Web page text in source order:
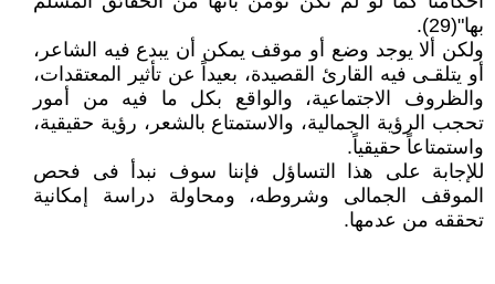
بها"(29).
ولكن ألا يوجد وضع أو موقف يمكن أن يبدع فيه الشاعر،
أو يتلقـى فيه القارئ القصيدة، بعيداً عن تأثير المعتقدات،
والظروف الاجتماعية، والواقع بكل ما فيه من أمور
تحجب الرؤية الجمالية، والاستمتاع بالشعر، رؤية حقيقية،
واستمتاعاً حقيقياً.
للإجابة على هذا التساؤل فإننا سوف نبدأ فى فحص
الموقف الجمالى وشروطه، ومحاولة دراسة إمكانية
تحققه من عدمها.